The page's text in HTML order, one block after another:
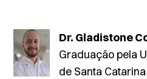
Dr. Gladistone
Graduação pela
de Santa